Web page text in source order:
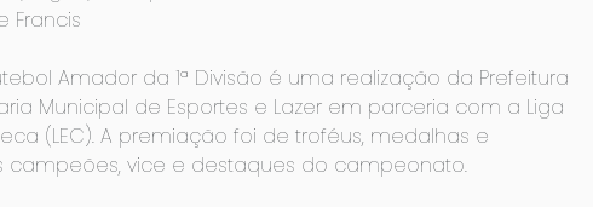
Francis
Amador da 1ª Divisão é uma realização da Prefeitura
Municipal de Esportes e Lazer em parceria com a Liga
(LEC). A premiação foi de troféus, medalhas e
vice e destaques do campeonato.